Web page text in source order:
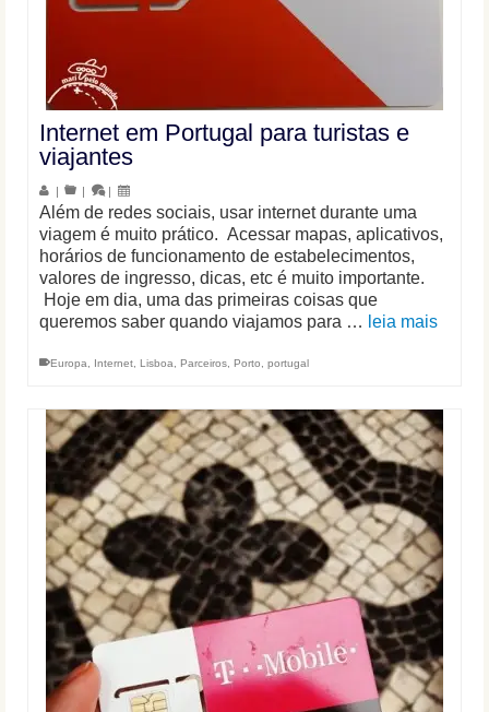
Internet em Portugal para turistas e
viajantes
| | |
Além de redes sociais, usar internet durante uma
viagem é muito prático. Acessar mapas, aplicativos,
horários de funcionamento de estabelecimentos,
valores de ingresso, dicas, etc é muito importante.
Hoje em dia, uma das primeiras coisas que
queremos saber quando viajamos para … leia mais
Europa Internet Lisboa Parceiros Porto portugal